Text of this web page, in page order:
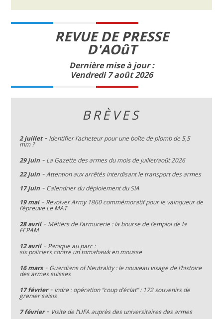
REVUE DE PRESSE
D'AOûT
Dernière mise à jour :
Vendredi 7 août 2026
BRÈVES
2 juillet- Identifier l’acheteur pour une boîte de plomb de 5,5
mm ?
29 juin - La Gazette des armes du mois de juillet/août 2026
22 juin -Attention aux arrêtés interdisant le transport des armes
17 juin - Calendrier du déploiement du SIA
19 mai- Revolver Army 1860 commémoratif pour le vainqueur de
l’épreuve Le MAT
28 avril- Métiers de l’armurerie : la bourse de l’emploi de la
FEPAM
12 avril- Panique au parc :
six policiers contre un tomahawk en mousse
16 mars- Guardians of Neutrality : le nouveau visage de l’histoire
des armes suisses
17 février- Indre : opération “coup d’éclat” : 172 souvenirs de
grenier saisis
7 février- Visite de l’UFA auprès des universitaires des armes